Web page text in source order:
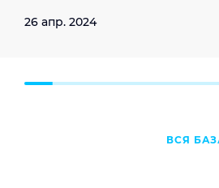
26 апр. 2024
ВСЯ